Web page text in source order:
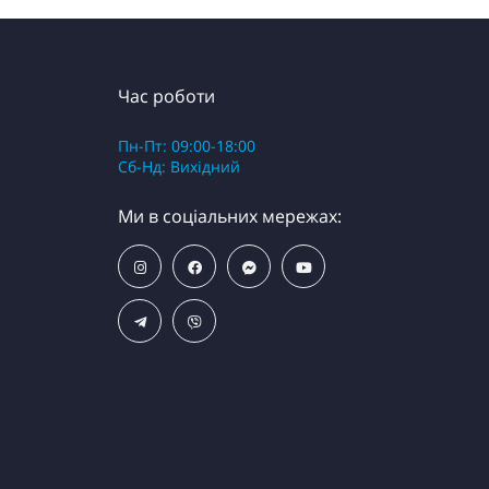
Час роботи
Пн-Пт: 09:00-18:00
Сб-Нд: Вихідний
Ми в соціальних мережах: